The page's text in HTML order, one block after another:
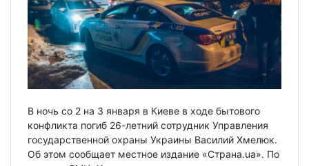
В ночь со 2 на 3 января в Киеве в ходе бытового
конфликта погиб 26-летний сотрудник Управления
государственной охраны Украины Василий Хмелюк.
Об этом сообщает местное издание «Страна.ua». По